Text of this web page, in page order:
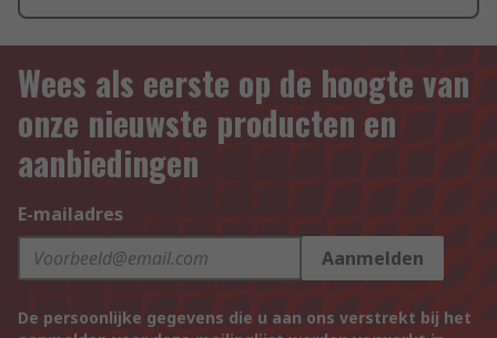
Wees als eerste op de hoogte van
onze nieuwste producten en
aanbiedingen
E-mailadres
Aanmelden
De persoonlijke gegevens die u aan ons verstrekt bij het